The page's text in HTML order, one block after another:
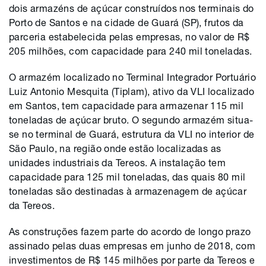
dois armazéns de açúcar construídos nos terminais do
Porto de Santos e na cidade de Guará (SP), frutos da
parceria estabelecida pelas empresas, no valor de R$
205 milhões, com capacidade para 240 mil toneladas.
O armazém localizado no Terminal Integrador Portuário
Luiz Antonio Mesquita (Tiplam), ativo da VLI localizado
em Santos, tem capacidade para armazenar 115 mil
toneladas de açúcar bruto. O segundo armazém situa-
se no terminal de Guará, estrutura da VLI no interior de
São Paulo, na região onde estão localizadas as
unidades industriais da Tereos. A instalação tem
capacidade para 125 mil toneladas, das quais 80 mil
toneladas são destinadas à armazenagem de açúcar
da Tereos.
As construções fazem parte do acordo de longo prazo
assinado pelas duas empresas em junho de 2018, com
investimentos de R$ 145 milhões por parte da Tereos e